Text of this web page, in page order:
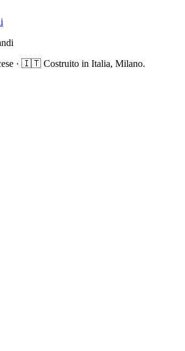
· 🇮🇹 Costruito in Italia, Milano.